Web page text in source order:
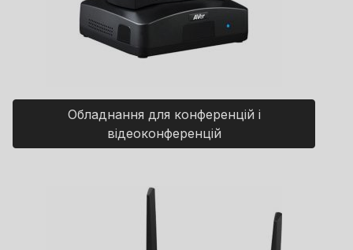
Обладнання для конференцій і
відеоконференцій